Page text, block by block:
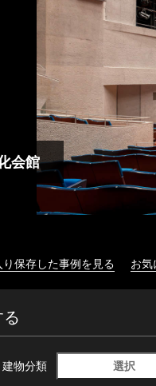
会館
保存した事例を見る お
建物分類 選択